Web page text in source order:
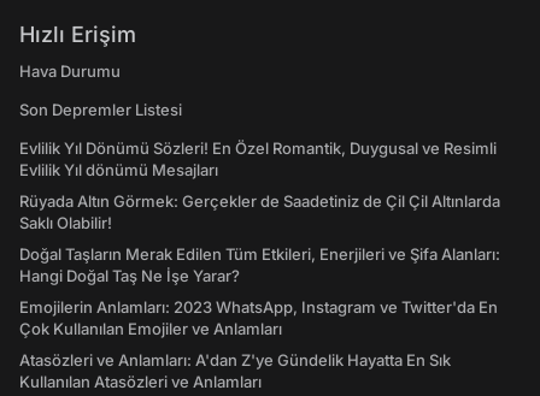
Hızlı Erişim
Hava Durumu
Son Depremler Listesi
Evlilik Yıl Dönümü Sözleri! En Özel Romantik, Duygusal ve Resimli
Evlilik Yıl dönümü Mesajları
Rüyada Altın Görmek: Gerçekler de Saadetiniz de Çil Çil Altınlarda
Saklı Olabilir!
Doğal Taşların Merak Edilen Tüm Etkileri, Enerjileri ve Şifa Alanları:
Hangi Doğal Taş Ne İşe Yarar?
Emojilerin Anlamları: 2023 WhatsApp, Instagram ve Twitter'da En
Çok Kullanılan Emojiler ve Anlamları
Atasözleri ve Anlamları: A'dan Z'ye Gündelik Hayatta En Sık
Kullanılan Atasözleri ve Anlamları